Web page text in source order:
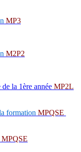
MP3
M2P2
de la 1ère année MP2L
formation MPQSE
MPQSE